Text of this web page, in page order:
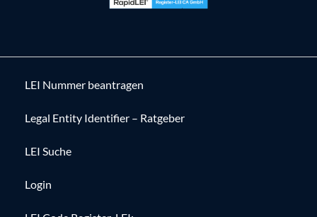
LEI Nummer beantragen
Legal Entity Identifier – Ratgeber
LEI Suche
Login